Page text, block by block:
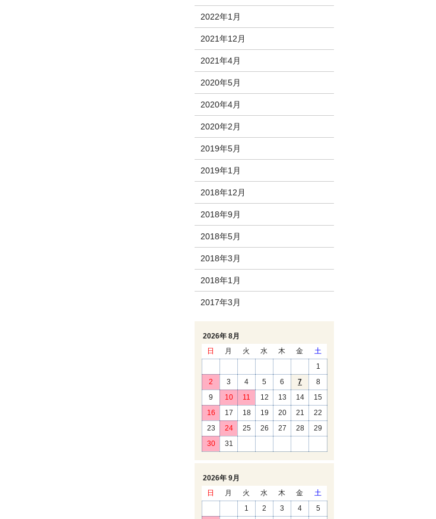
2022年1月
2021年12月
2021年4月
2020年5月
2020年4月
2020年2月
2019年5月
2019年1月
2018年12月
2018年9月
2018年5月
2018年3月
2018年1月
2017年3月
2026年 8月
日
月 火 水 木 金
土
1
2
3 4 5 6 7
8
9
10 11 12 13 14
15
16
17 18 19 20 21
22
23
24 25 26 27 28
29
30
31
2026年 9月
日
月 火 水 木 金
土
1
2 3 4
5